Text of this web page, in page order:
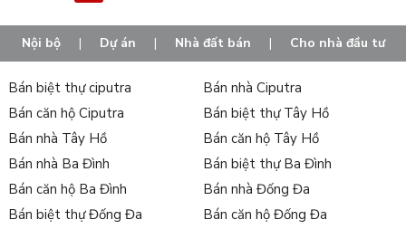
Nội bộ | Dự án | Nhà đất bán | Cho nhà đầu tư
Bán biệt thự ciputra
Bán nhà Ciputra
Bán căn hộ Ciputra
Bán biệt thự Tây Hồ
Bán nhà Tây Hồ
Bán căn hộ Tây Hồ
Bán nhà Ba Đình
Bán biệt thự Ba Đình
Bán căn hộ Ba Đình
Bán nhà Đống Đa
Bán biệt thự Đống Đa
Bán căn hộ Đống Đa